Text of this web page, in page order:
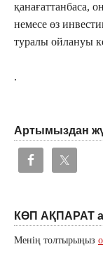
қанағаттанбаса,
немесе өз
туралы ойлануы
.
Артымыздан
КӨП АҚПАРАТ
Менің толтырыңыз